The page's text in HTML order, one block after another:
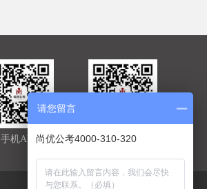
官方微信
手机APP
请您留言
尚优公考4000-310-320